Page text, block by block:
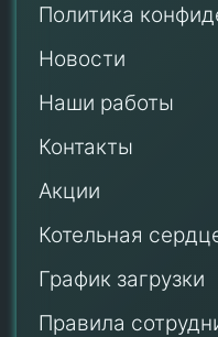
Политика
Новости
Наши работы
Контакты
Акции
Котельная
График загрузки
Правила